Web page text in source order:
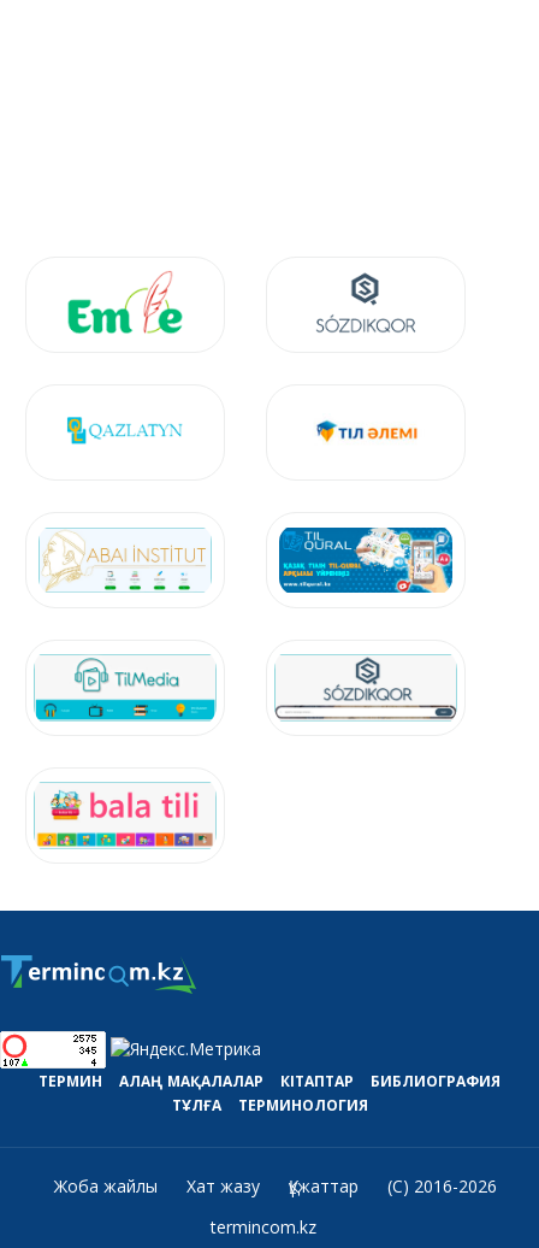
ТЕРМИН АЛАҢ МАҚАЛАЛАР КІТАПТАР
БИБЛИОГРАФИЯ
ТҰЛҒА
ТЕРМИНОЛОГИЯ
Жоба жайлы Хат жазу Құжаттар
(C) 2016-2026
termincom.kz